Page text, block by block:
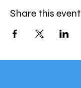
Share this event